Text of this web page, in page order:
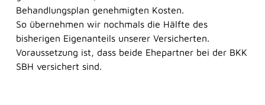
Behandlungsplan genehmigten Kosten.
So übernehmen wir nochmals die Hälfte des
bisherigen Eigenanteils unserer Versicherten.
Voraussetzung ist, dass beide Ehepartner bei der BKK
SBH versichert sind.